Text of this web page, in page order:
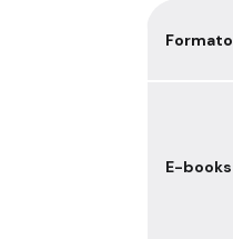
Formato
E-